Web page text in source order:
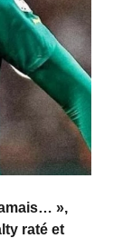
»,
raté et